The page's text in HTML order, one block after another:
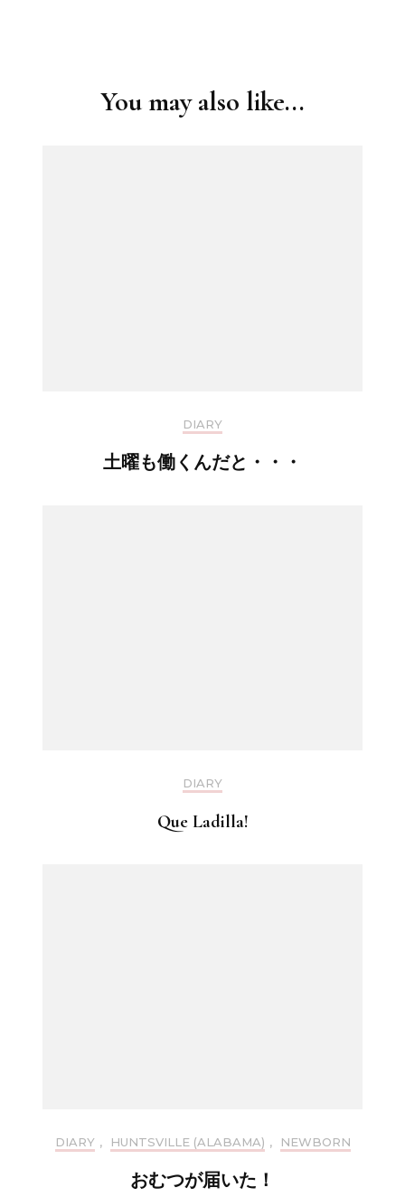
You may also like...
DIARY
土曜も働くんだと・・・
DIARY
Que Ladilla!
DIARY , HUNTSVILLE (ALABAMA) , NEWBORN
おむつが届いた！